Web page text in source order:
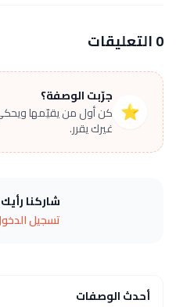
0 التعليقات
⭐
جرّبت الوصفة؟
كن أول من يقيّمها
غيرك يقرر.
شاركنا
تسجيل
أحدث الوصفات